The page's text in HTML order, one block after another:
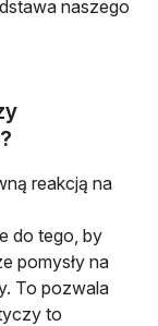
naszego
reakcją na
do tego, by
pomysły na
To pozwala
to